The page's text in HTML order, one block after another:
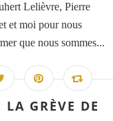
Lelièvre, Pierre
et moi pour nous
que nous sommes...
LA GRÈVE DE